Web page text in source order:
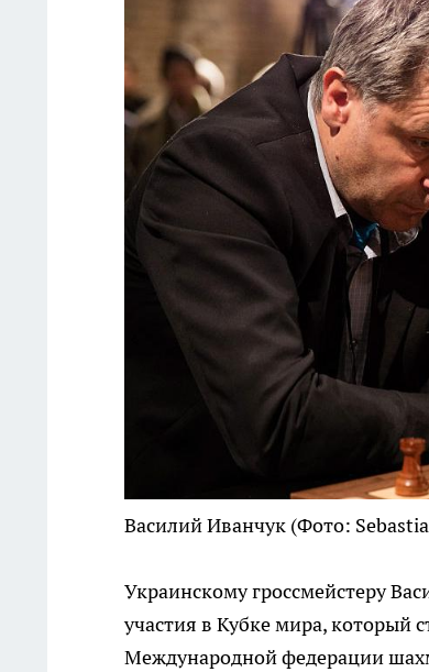
Василий Иванчук (Фото:
Украинскому гроссмейстеру
участия в Кубке мира, который
Международной федерации